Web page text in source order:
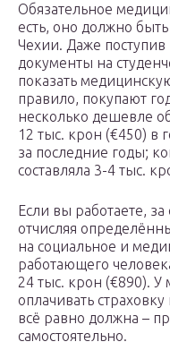
Обязательное
есть, оно должно
Чехии. Даже поступив
документы на
показать
правило, покупают
несколько дешевле
12 тыс. крон (€450) в
за последние годы;
составляла 3-4 тыс.
Если вы работаете, за
отчисляя
на социальное и
работающего
24 тыс. крон (€890). У
оплачивать
всё равно должна –
самостоятельно.